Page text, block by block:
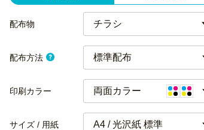
ラ配布物
配布方法 標準配布
印刷カラー 両面カラー
サイズ / 用紙 A4 / 光沢紙 標準